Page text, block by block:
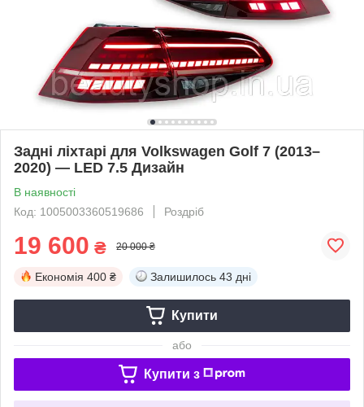
Задні ліхтарі для Volkswagen Golf 7 (2013–
2020) — LED 7.5 Дизайн
В наявності
Код: 1005003360519686
Роздріб
19 600 ₴ 20 000 ₴
Економія 400 ₴ Залишилось 43 дні
Купити
або
Купити з